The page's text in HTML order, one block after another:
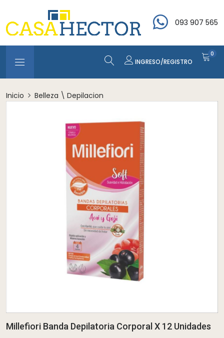
093 907 565
INGRESO/REGISTRO
0
Inicio Belleza \ Depilacion
Millefiori Banda Depilatoria Corporal X 12 Unidades